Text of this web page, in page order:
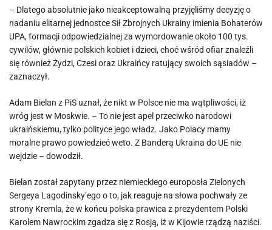
– Dlatego absolutnie jako nieakceptowalną przyjęliśmy decyzję o
nadaniu elitarnej jednostce Sił Zbrojnych Ukrainy imienia Bohaterów
UPA, formacji odpowiedzialnej za wymordowanie około 100 tys.
cywilów, głównie polskich kobiet i dzieci, choć wśród ofiar znaleźli
się również Żydzi, Czesi oraz Ukraińcy ratujący swoich sąsiadów –
zaznaczył.
Adam Bielan z PiS uznał, że nikt w Polsce nie ma wątpliwości, iż
wróg jest w Moskwie. – To nie jest apel przeciwko narodowi
ukraińskiemu, tylko polityce jego władz. Jako Polacy mamy
moralne prawo powiedzieć weto. Z Banderą Ukraina do UE nie
wejdzie – dowodził.
Bielan został zapytany przez niemieckiego europosła Zielonych
Sergeya Lagodinsky’ego o to, jak reaguje na słowa pochwały ze
strony Kremla, że w końcu polska prawica z prezydentem Polski
Karolem Nawrockim zgadza się z Rosją, iż w Kijowie rządzą naziści.